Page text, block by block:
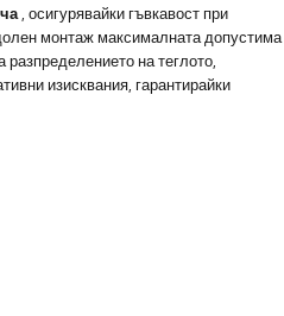
, осигурявайки гъвкавост при
монтаж максималната допустима
на теглото,
изисквания, гарантирайки